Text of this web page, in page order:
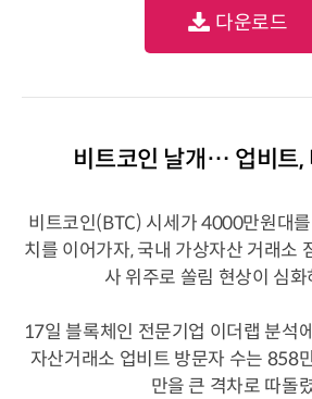
다운로드
비트코인 날개… 업비트,
비트코인(BTC) 시세가 4000만원대
치를 이어가자, 국내 가상자산 거래소
사 위주로 쏠림 현상이 심
17일 블록체인 전문기업 이더랩 분석
자산거래소 업비트 방문자 수는 858
만을 큰 격차로 따돌